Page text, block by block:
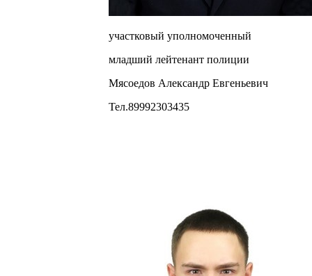
участковый уполномоченный
младший лейтенант полиции
Мясоедов Александр Евгеньевич
Тел.89992303435